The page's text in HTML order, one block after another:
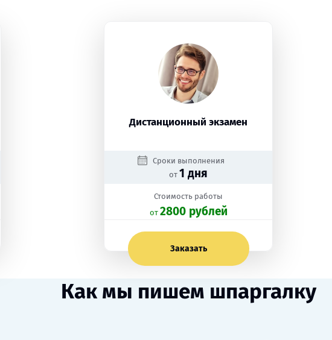
Дистанционный экзамен
Сроки выполнения
от 1 дня
Стоимость работы
oт 2800 рублей
Заказать
Как мы пишем шпаргалку